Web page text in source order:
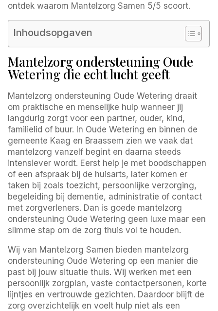
ontdek waarom Mantelzorg Samen 5/5 scoort.
Inhoudsopgaven
Mantelzorg ondersteuning Oude
Wetering die echt lucht geeft
Mantelzorg ondersteuning Oude Wetering draait
om praktische en menselijke hulp wanneer jij
langdurig zorgt voor een partner, ouder, kind,
familielid of buur. In Oude Wetering en binnen de
gemeente Kaag en Braassem zien we vaak dat
mantelzorg vanzelf begint en daarna steeds
intensiever wordt. Eerst help je met boodschappen
of een afspraak bij de huisarts, later komen er
taken bij zoals toezicht, persoonlijke verzorging,
begeleiding bij dementie, administratie of contact
met zorgverleners. Dan is goede mantelzorg
ondersteuning Oude Wetering geen luxe maar een
slimme stap om de zorg thuis vol te houden.
Wij van Mantelzorg Samen bieden mantelzorg
ondersteuning Oude Wetering op een manier die
past bij jouw situatie thuis. Wij werken met een
persoonlijk zorgplan, vaste contactpersonen, korte
lijntjes en vertrouwde gezichten. Daardoor blijft de
zorg overzichtelijk en voelt hulp niet als een